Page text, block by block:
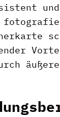
äußere